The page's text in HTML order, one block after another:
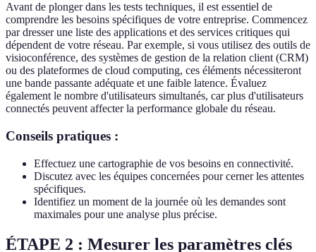
Avant de plonger dans les tests techniques, il est essentiel de
comprendre les besoins spécifiques de votre entreprise. Commencez
par dresser une liste des applications et des services critiques qui
dépendent de votre réseau. Par exemple, si vous utilisez des outils de
visioconférence, des systèmes de gestion de la relation client (CRM)
ou des plateformes de cloud computing, ces éléments nécessiteront
une bande passante adéquate et une faible latence. Évaluez
également le nombre d'utilisateurs simultanés, car plus d'utilisateurs
connectés peuvent affecter la performance globale du réseau.
Conseils pratiques :
Effectuez une cartographie de vos besoins en connectivité.
Discutez avec les équipes concernées pour cerner les attentes
spécifiques.
Identifiez un moment de la journée où les demandes sont
maximales pour une analyse plus précise.
ÉTAPE 2 : Mesurer les paramètres clés